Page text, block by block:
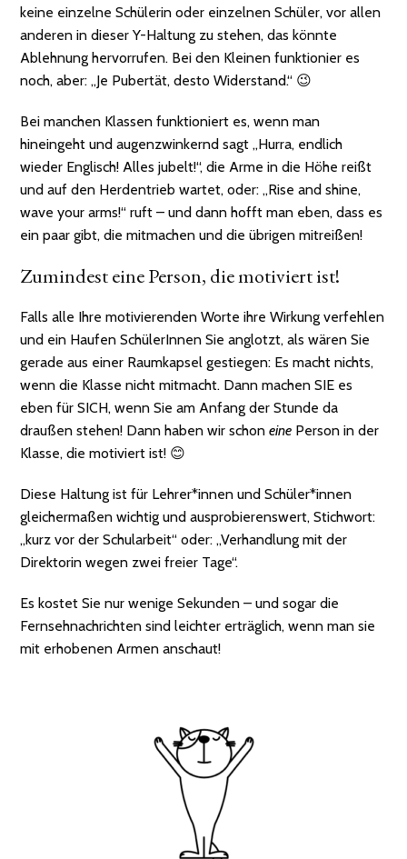
keine einzelne Schülerin oder einzelnen Schüler, vor allen
anderen in dieser Y-Haltung zu stehen, das könnte
Ablehnung hervorrufen. Bei den Kleinen funktionier es
noch, aber: „Je Pubertät, desto Widerstand.“ 😉
Bei manchen Klassen funktioniert es, wenn man
hineingeht und augenzwinkernd sagt „Hurra, endlich
wieder Englisch! Alles jubelt!“, die Arme in die Höhe reißt
und auf den Herdentrieb wartet, oder: „Rise and shine,
wave your arms!“ ruft – und dann hofft man eben, dass es
ein paar gibt, die mitmachen und die übrigen mitreißen!
Zumindest eine Person, die motiviert ist!
Falls alle Ihre motivierenden Worte ihre Wirkung verfehlen
und ein Haufen SchülerInnen Sie anglotzt, als wären Sie
gerade aus einer Raumkapsel gestiegen: Es macht nichts,
wenn die Klasse nicht mitmacht. Dann machen SIE es
eben für SICH, wenn Sie am Anfang der Stunde da
draußen stehen! Dann haben wir schoneine Person in der
Klasse, die motiviert ist! 😊
Diese Haltung ist für Lehrer*innen und Schüler*innen
gleichermaßen wichtig und ausprobierenswert, Stichwort:
„kurz vor der Schularbeit“ oder: „Verhandlung mit der
Direktorin wegen zwei freier Tage“.
Es kostet Sie nur wenige Sekunden – und sogar die
Fernsehnachrichten sind leichter erträglich, wenn man sie
mit erhobenen Armen anschaut!